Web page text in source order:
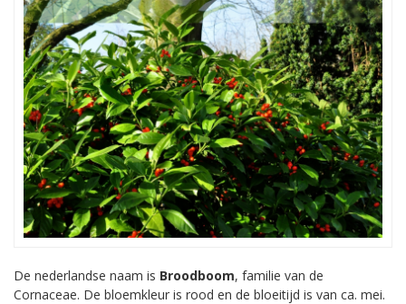
De nederlandse naam is Broodboom, familie van de
Cornaceae. De bloemkleur is rood en de bloeitijd is van ca. mei.